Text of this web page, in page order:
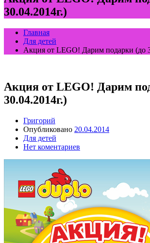
30.04.2014г.)
Главная
Для детей
Акция от LEGO! Дарим подарки (до
Акция от LEGO! Дарим
30.04.2014г.)
Григорий
Опубликовано 20.04.2014
Для детей
Нет коментариев